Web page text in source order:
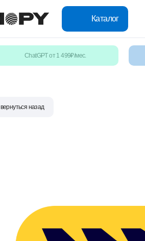
Каталог
ChatGPT от 1 499₽/мес.
вернуться назад